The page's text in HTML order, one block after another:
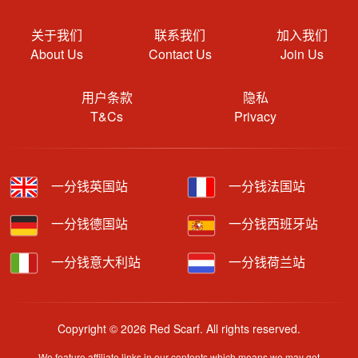
关于我们
About Us
联系我们
Contact Us
加入我们
Join Us
用户条款
T&Cs
隐私
Privacy
一分钱英国站 一分钱法国站
一分钱德国站 一分钱西班牙站
一分钱意大利站 一分钱荷兰站
Copyright © 2026 Red Scarf. All rights reserved.